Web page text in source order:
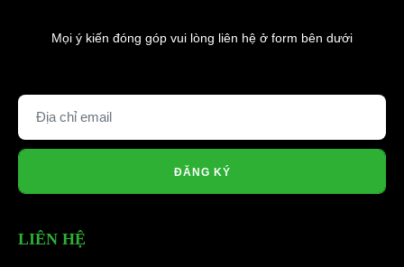
Mọi ý kiến đóng góp vui lòng liên hệ ở form bên dưới
ĐĂNG KÝ
LIÊN HỆ